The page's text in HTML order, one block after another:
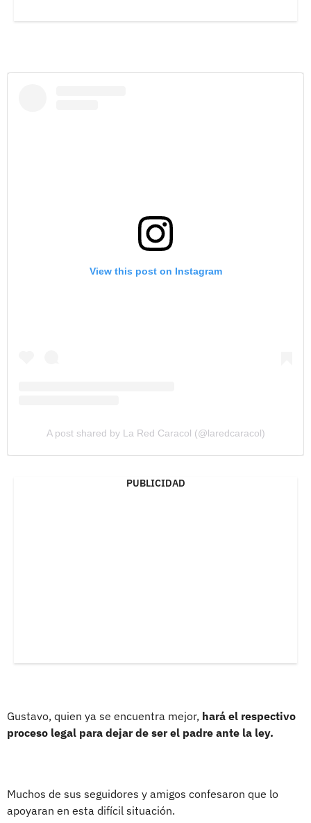
View this post on Instagram
A post shared by La Red Caracol (@laredcaracol)
PUBLICIDAD
Gustavo, quien ya se encuentra mejor, hará el respectivo
proceso legal para dejar de ser el padre ante la ley.
Muchos de sus seguidores y amigos confesaron que lo
apoyaran en esta difícil situación.